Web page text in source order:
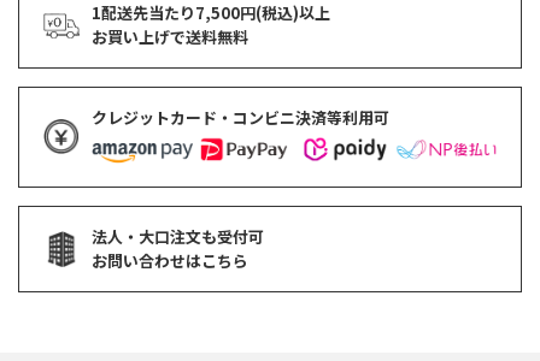
1配送先当たり7,500円(税込)以上
お買い上げで送料無料
クレジットカード・コンビニ決済等利用可
法人・大口注文も受付可
お問い合わせはこちら